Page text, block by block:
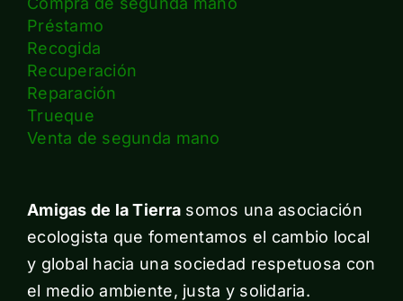
Préstamo
Recogida
Recuperación
Reparación
Trueque
Venta de segunda mano
Amigas de la Tierra somos una asociación
ecologista que fomentamos el cambio local
y global hacia una sociedad respetuosa con
el medio ambiente, justa y solidaria.